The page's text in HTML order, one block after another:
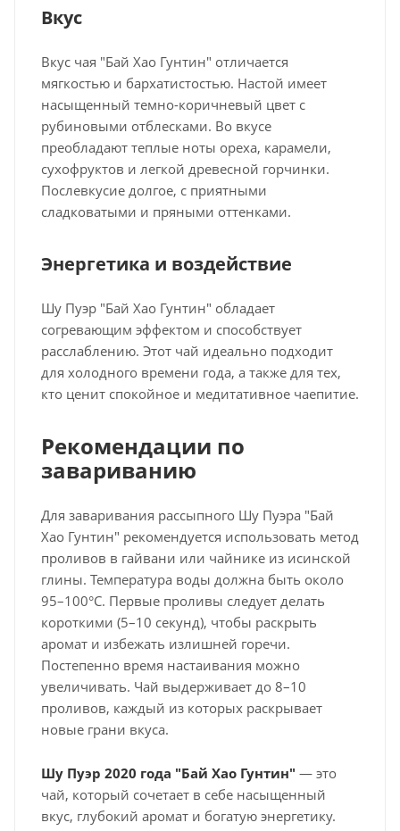
Вкус
Вкус чая "Бай Хао Гунтин" отличается
мягкостью и бархатистостью. Настой имеет
насыщенный темно-коричневый цвет с
рубиновыми отблесками. Во вкусе
преобладают теплые ноты ореха, карамели,
сухофруктов и легкой древесной горчинки.
Послевкусие долгое, с приятными
сладковатыми и пряными оттенками.
Энергетика и воздействие
Шу Пуэр "Бай Хао Гунтин" обладает
согревающим эффектом и способствует
расслаблению. Этот чай идеально подходит
для холодного времени года, а также для тех,
кто ценит спокойное и медитативное чаепитие.
Рекомендации по
завариванию
Для заваривания рассыпного Шу Пуэра "Бай
Хао Гунтин" рекомендуется использовать метод
проливов в гайвани или чайнике из исинской
глины. Температура воды должна быть около
95–100°C. Первые проливы следует делать
короткими (5–10 секунд), чтобы раскрыть
аромат и избежать излишней горечи.
Постепенно время настаивания можно
увеличивать. Чай выдерживает до 8–10
проливов, каждый из которых раскрывает
новые грани вкуса.
Шу Пуэр 2020 года "Бай Хао Гунтин" — это
чай, который сочетает в себе насыщенный
вкус, глубокий аромат и богатую энергетику.